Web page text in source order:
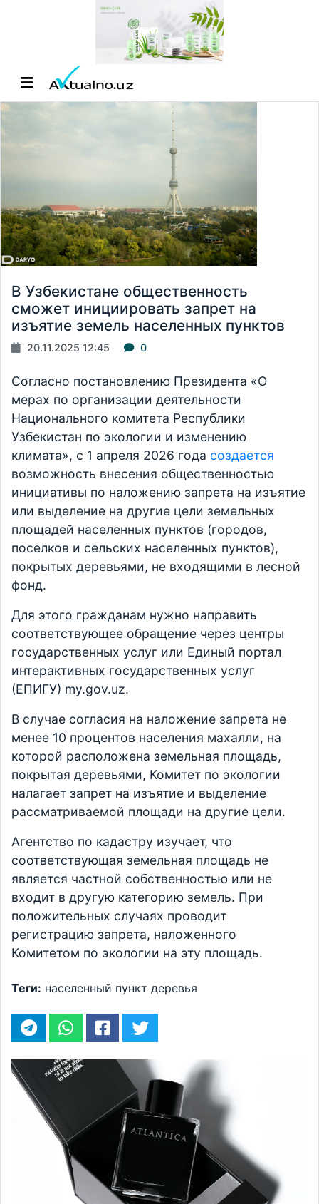
В Узбекистане общественность
сможет инициировать запрет на
изъятие земель населенных пунктов
20.11.2025 12:45 0
Согласно постановлению Президента «О
мерах по организации деятельности
Национального комитета Республики
Узбекистан по экологии и изменению
климата», с 1 апреля 2026 года создается
возможность внесения общественностью
инициативы по наложению запрета на изъятие
или выделение на другие цели земельных
площадей населенных пунктов (городов,
поселков и сельских населенных пунктов),
покрытых деревьями, не входящими в лесной
фонд.
Для этого гражданам нужно направить
соответствующее обращение через центры
государственных услуг или Единый портал
интерактивных государственных услуг
(ЕПИГУ) my.gov.uz.
В случае согласия на наложение запрета не
менее 10 процентов населения махалли, на
которой расположена земельная площадь,
покрытая деревьями, Комитет по экологии
налагает запрет на изъятие и выделение
рассматриваемой площади на другие цели.
Агентство по кадастру изучает, что
соответствующая земельная площадь не
является частной собственностью или не
входит в другую категорию земель. При
положительных случаях проводит
регистрацию запрета, наложенного
Комитетом по экологии на эту площадь.
Теги: населенный пункт деревья